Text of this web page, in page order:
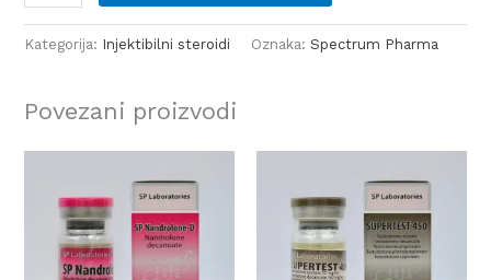
Kategorija: Injektibilni steroidi Oznaka:Spectrum Pharma
Povezani proizvodi